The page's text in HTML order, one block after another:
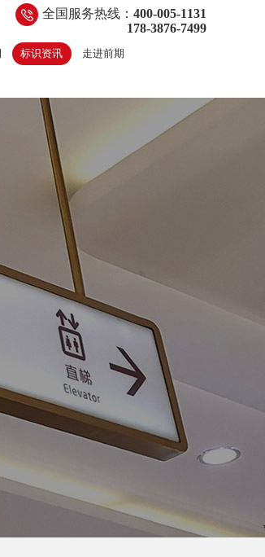
全国服务热线： 400-005-1131
178-3876-7499
标识资讯 走进前期